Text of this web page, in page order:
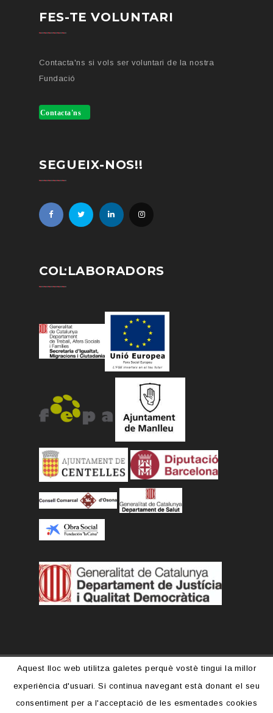
FES-TE VOLUNTARI
Contacta'ns si vols ser voluntari de la nostra
Fundació
Contacta'ns
SEGUEIX-NOS!!
COL·LABORADORS
Fundació pel Suport Social Solidari -Copyright 2017.
Aquest lloc web utilitza galetes perquè vostè tingui la millor
experiència d'usuari. Si continua navegant està donant el seu
consentiment per a l'acceptació de les esmentades cookies